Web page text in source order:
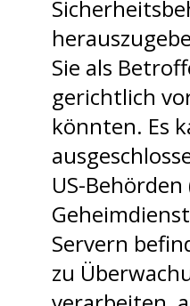
Sie als
gerichtlich
könnten. Es
US-Behörden
Servern
zu